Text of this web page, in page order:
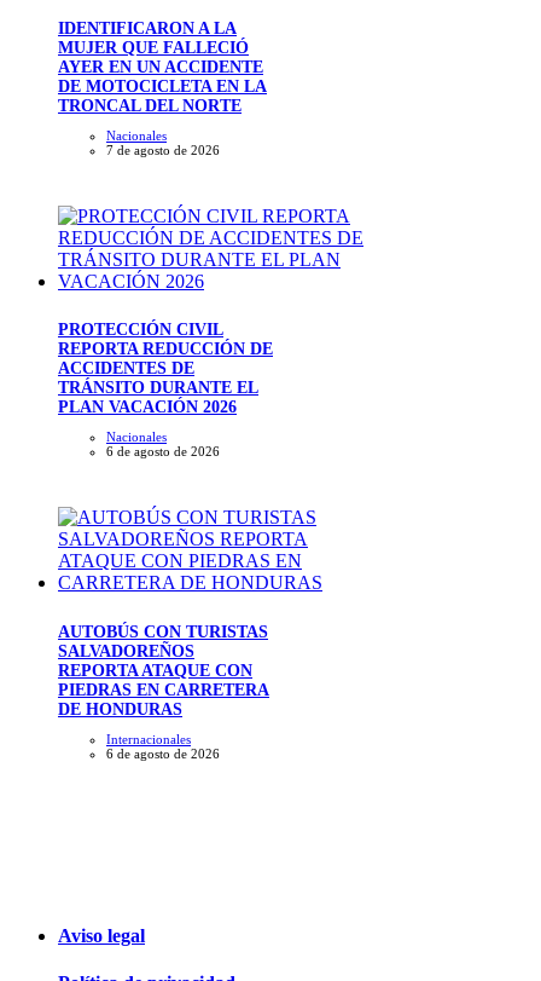
IDENTIFICARON A LA
MUJER QUE FALLECIÓ
AYER EN UN ACCIDENTE
DE MOTOCICLETA EN LA
TRONCAL DEL NORTE
Nacionales
7 de agosto de 2026
PROTECCIÓN CIVIL
REPORTA REDUCCIÓN DE
ACCIDENTES DE
TRÁNSITO DURANTE EL
PLAN VACACIÓN 2026
Nacionales
6 de agosto de 2026
AUTOBÚS CON TURISTAS
SALVADOREÑOS
REPORTA ATAQUE CON
PIEDRAS EN CARRETERA
DE HONDURAS
Internacionales
6 de agosto de 2026
Aviso legal